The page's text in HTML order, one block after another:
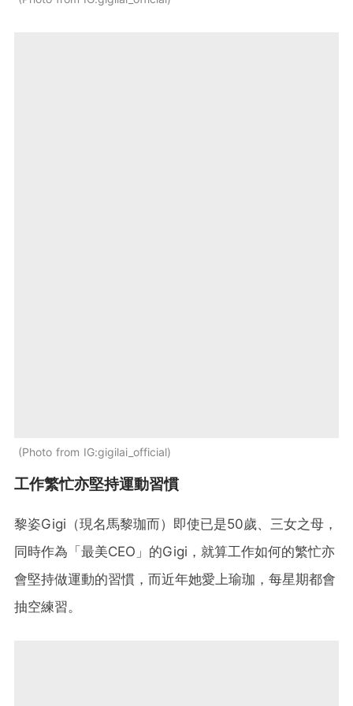
Photo from IG:gigilai_official
工作繁忙亦堅持運動習慣
黎姿Gigi（現名馬黎珈而）即使已是50歲、三女之母，
同時作為「最美CEO」的Gigi，就算工作如何的繁忙亦
會堅持做運動的習慣，而近年她愛上瑜珈，每星期都會
抽空練習。